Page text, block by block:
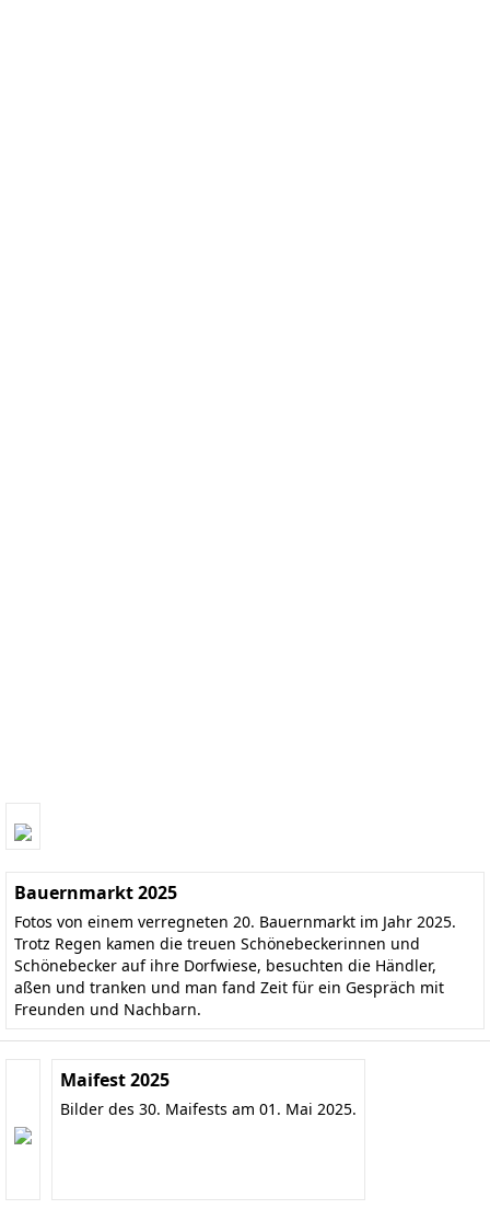
Bauernmarkt 2025
Fotos von einem verregneten 20. Bauernmarkt im Jahr 2025.
Trotz Regen kamen die treuen Schönebeckerinnen und
Schönebecker auf ihre Dorfwiese, besuchten die Händler,
aßen und tranken und man fand Zeit für ein Gespräch mit
Freunden und Nachbarn.
Maifest 2025
Bilder des 30. Maifests am 01. Mai 2025.